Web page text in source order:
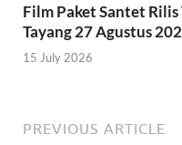
Film Paket Santet
Tayang 27 Agustus
15 July 2026
PREVIOUS ARTICLE